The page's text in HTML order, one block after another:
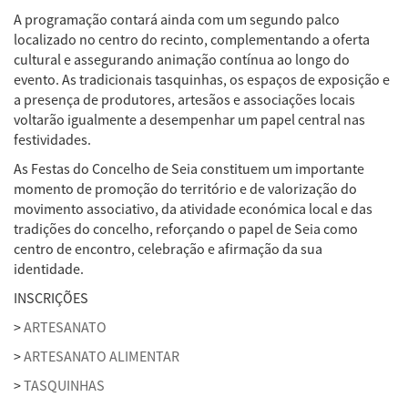
A programação contará ainda com um segundo palco
localizado no centro do recinto, complementando a oferta
cultural e assegurando animação contínua ao longo do
evento. As tradicionais tasquinhas, os espaços de exposição e
a presença de produtores, artesãos e associações locais
voltarão igualmente a desempenhar um papel central nas
festividades.
As Festas do Concelho de Seia constituem um importante
momento de promoção do território e de valorização do
movimento associativo, da atividade económica local e das
tradições do concelho, reforçando o papel de Seia como
centro de encontro, celebração e afirmação da sua
identidade.
INSCRIÇÕES
>ARTESANATO
>ARTESANATO ALIMENTAR
>TASQUINHAS